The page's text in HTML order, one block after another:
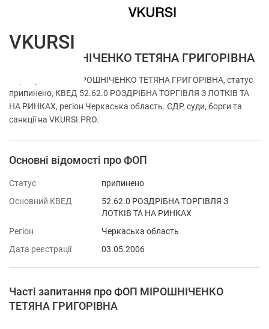
ФОП МІРОШНІЧЕНКО ТЕТЯНА ГРИГОРІВНА
Перевірка ФОП МІРОШНІЧЕНКО ТЕТЯНА ГРИГОРІВНА, статус
припинено, КВЕД 52.62.0 РОЗДРІБНА ТОРГІВЛЯ З ЛОТКІВ ТА
НА РИНКАХ, регіон Черкаська область. ЄДР, суди, борги та
санкції на VKURSI.PRO.
Основні відомості про ФОП
Статус
припинено
Основний КВЕД
52.62.0 РОЗДРІБНА ТОРГІВЛЯ З
ЛОТКІВ ТА НА РИНКАХ
Регіон
Черкаська область
Дата реєстрації
03.05.2006
Часті запитання про ФОП МІРОШНІЧЕНКО
ТЕТЯНА ГРИГОРІВНА
VKURSI